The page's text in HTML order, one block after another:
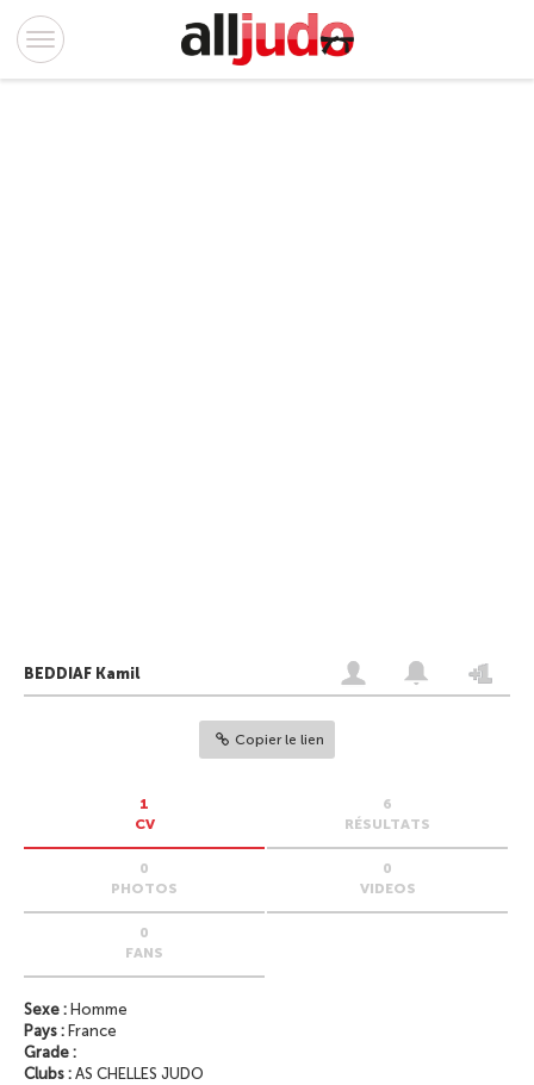
BEDDIAF Kamil
Copier le lien
1
CV
6
RÉSULTATS
0
PHOTOS
0
VIDEOS
0
FANS
Sexe : Homme
Pays : France
Grade :
Clubs : AS CHELLES JUDO